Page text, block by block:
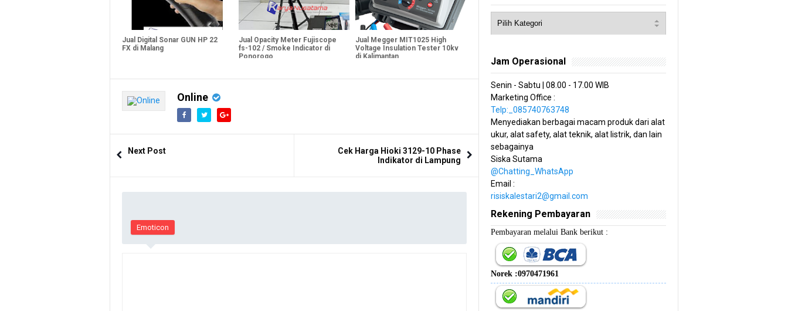
Jual Digital Sonar GUN HP 22
FX di Malang
Jual Opacity Meter Fujiscope
fs-102 / Smoke Indicator di
Ponorogo
Jual Megger MIT1025 High
Voltage Insulation Tester 10kv
di Kalimantan
Online
Next Post
Cek Harga Hioki 3129-10 Phase
Indikator di Lampung
Emoticon
Jam Operasional
Senin - Sabtu | 08.00 - 17.00 WIB
Marketing Office :
Telp:_085740763748
Menyediakan berbagai macam produk dari alat
ukur, alat safety, alat teknik, alat listrik, dan lain
sebagainya
Siska Sutama
@Chatting_WhatsApp
Email :
risiskalestari2@gmail.com
Rekening Pembayaran
Pembayaran melalui Bank berikut :
Norek :0970471961